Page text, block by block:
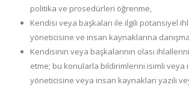
politika ve prosedürleri öğrenme,
Kendisi veya başkaları ile ilgili potansiyel
yöneticisine ve insan kaynaklarına
Kendisinin veya başkalarının olası
etme; bu konularla bildirimlerini isimli veya
yöneticisine veya insan kaynakları yazılı